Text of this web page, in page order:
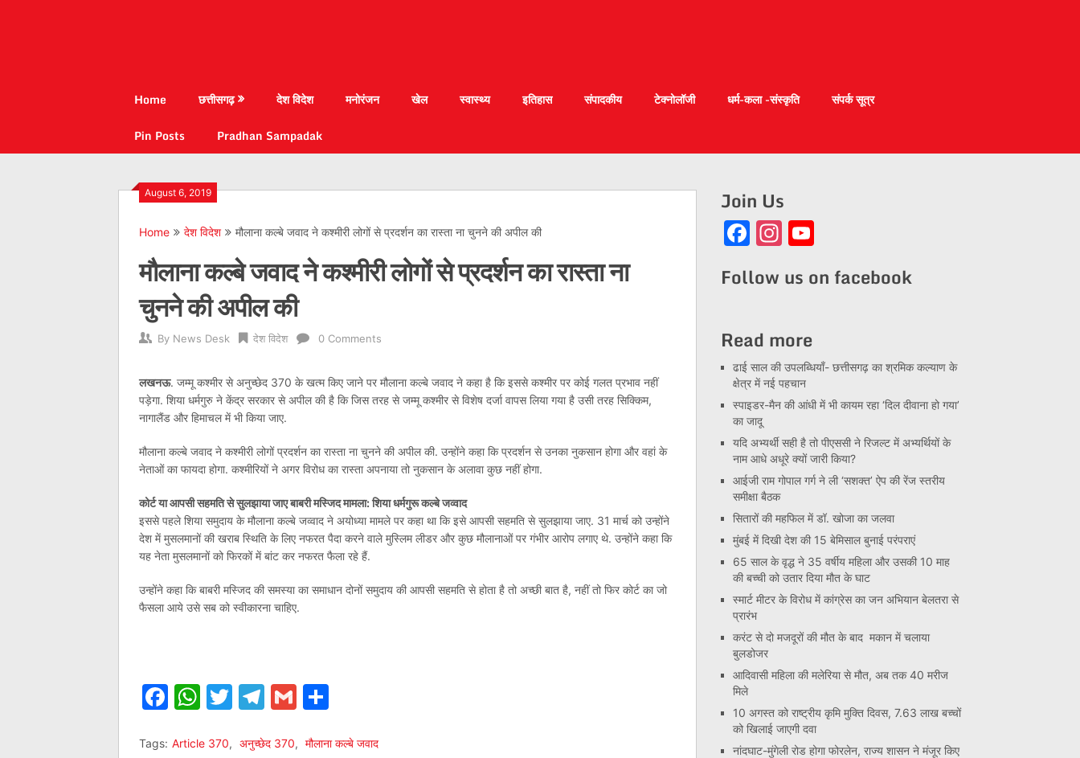
Home छत्तीसगढ़ देश विदेश मनोरंजन खेल स्वास्थ्य इतिहास संपादकीय टेक्नोलॉजी धर्म-कला -संस्कृति
संपर्क सूत्र
Pin Posts
Pradhan Sampadak
August 6, 2019
Home देश विदेश मौलाना कल्बे जवाद ने कश्मीरी लोगों से प्रदर्शन का रास्ता ना चुनने की अपील की
मौलाना कल्बे जवाद ने कश्मीरी लोगों से प्रदर्शन का रास्ता ना
चुनने की अपील की
By News Desk देश विदेश 0 Comments
लखनऊ. जम्मू कश्मीर से अनुच्छेद 370 के खत्म किए जाने पर मौलाना कल्बे जवाद ने कहा है कि इससे कश्मीर पर कोई गलत प्रभाव नहीं
पड़ेगा. शिया धर्मगुरु ने केंद्र सरकार से अपील की है कि जिस तरह से जम्मू कश्मीर से विशेष दर्जा वापस लिया गया है उसी तरह सिक्किम,
नागालैंड और हिमाचल में भी किया जाए.
मौलाना कल्बे जवाद ने कश्मीरी लोगों प्रदर्शन का रास्ता ना चुनने की अपील की. उन्होंने कहा कि प्रदर्शन से उनका नुकसान होगा और वहां के
नेताओं का फायदा होगा. कश्मीरियों ने अगर विरोध का रास्ता अपनाया तो नुकसान के अलावा कुछ नहीं होगा.
कोर्ट या आपसी सहमति से सुलझाया जाए बाबरी मस्जिद मामला: शिया धर्मगुरू कल्बे जव्वाद
इससे पहले शिया समुदाय के मौलाना कल्बे जव्वाद ने अयोध्या मामले पर कहा था कि इसे आपसी सहमति से सुलझाया जाए. 31 मार्च को उन्होंने
देश में मुसलमानों की खराब स्थिति के लिए नफरत पैदा करने वाले मुस्लिम लीडर और कुछ मौलानाओं पर गंभीर आरोप लगाए थे. उन्होंने कहा कि
यह नेता मुसलमानों को फिरकों में बांट कर नफरत फैला रहे हैं.
उन्होंने कहा कि बाबरी मस्जिद की समस्या का समाधान दोनों समुदाय की आपसी सहमति से होता है तो अच्छी बात है, नहीं तो फिर कोर्ट का जो
फैसला आये उसे सब को स्वीकारना चाहिए.
Facebook
WhatsApp
Twitter
Telegram
Gmail
Tags: Article 370, अनुच्छेद 370, मौलाना कल्बे जवाद
Join Us
Facebook
Instagram
Follow us on facebook
Read more
ढाई साल की उपलब्धियाँ- छत्तीसगढ़ का श्रमिक कल्याण के
क्षेत्र में नई पहचान
स्पाइडर-मैन की आंधी में भी कायम रहा ‘दिल दीवाना हो गया’
का जादू
यदि अभ्यर्थी सही है तो पीएससी ने रिजल्ट में अभ्यर्थियों के
नाम आधे अधूरे क्यों जारी किया?
आईजी राम गोपाल गर्ग ने ली ‘सशक्त’ ऐप की रेंज स्तरीय
समीक्षा बैठक
सितारों की महफिल में डॉ. खोजा का जलवा
मुंबई में दिखी देश की 15 बेमिसाल बुनाई परंपराएं
65 साल के वृद्ध ने 35 वर्षीय महिला और उसकी 10 माह
की बच्ची को उतार दिया मौत के घाट
स्मार्ट मीटर के विरोध में कांग्रेस का जन अभियान बेलतरा से
प्रारंभ
करंट से दो मजदूरों की मौत के बाद मकान में चलाया
बुलडोजर
आदिवासी महिला की मलेरिया से मौत, अब तक 40 मरीज
मिले
10 अगस्त को राष्ट्रीय कृमि मुक्ति दिवस, 7.63 लाख बच्चों
को खिलाई जाएगी दवा
नांदघाट-मुंगेली रोड होगा फोरलेन, राज्य शासन ने मंजूर किए